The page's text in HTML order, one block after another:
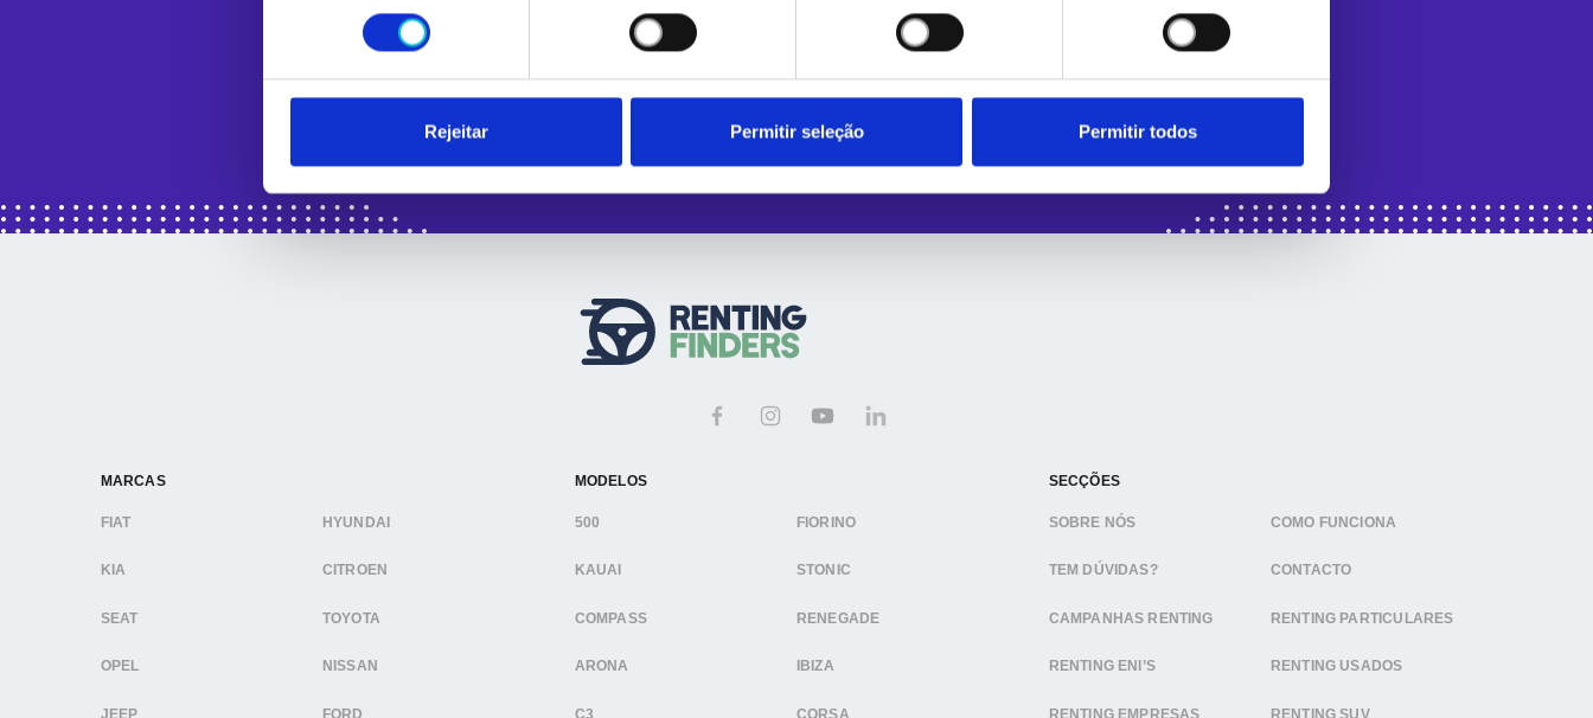
consentimento
Rejeitar Permitir seleção Permitir todos
Li e aceito a
Quero receber as vossas ofertas e descontos
MARCAS
FIAT HYUNDAI
KIA CITROEN
SEAT TOYOTA
OPEL NISSAN
JEEP FORD
MODELOS
500 FIORINO
KAUAI STONIC
COMPASS RENEGADE
ARONA IBIZA
C3 CORSA
SECÇÕES
SOBRE NÓS COMO FUNCIONA
TEM DÚVIDAS? CONTACTO
CAMPANHAS RENTING RENTING PARTICULARES
RENTING ENI’S RENTING USADOS
RENTING EMPRESAS RENTING SUV